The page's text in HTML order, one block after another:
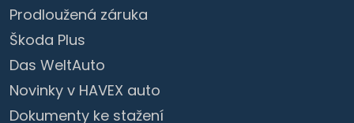
Prodloužená záruka
Škoda Plus
Das WeltAuto
Novinky v HAVEX auto
Dokumenty ke stažení